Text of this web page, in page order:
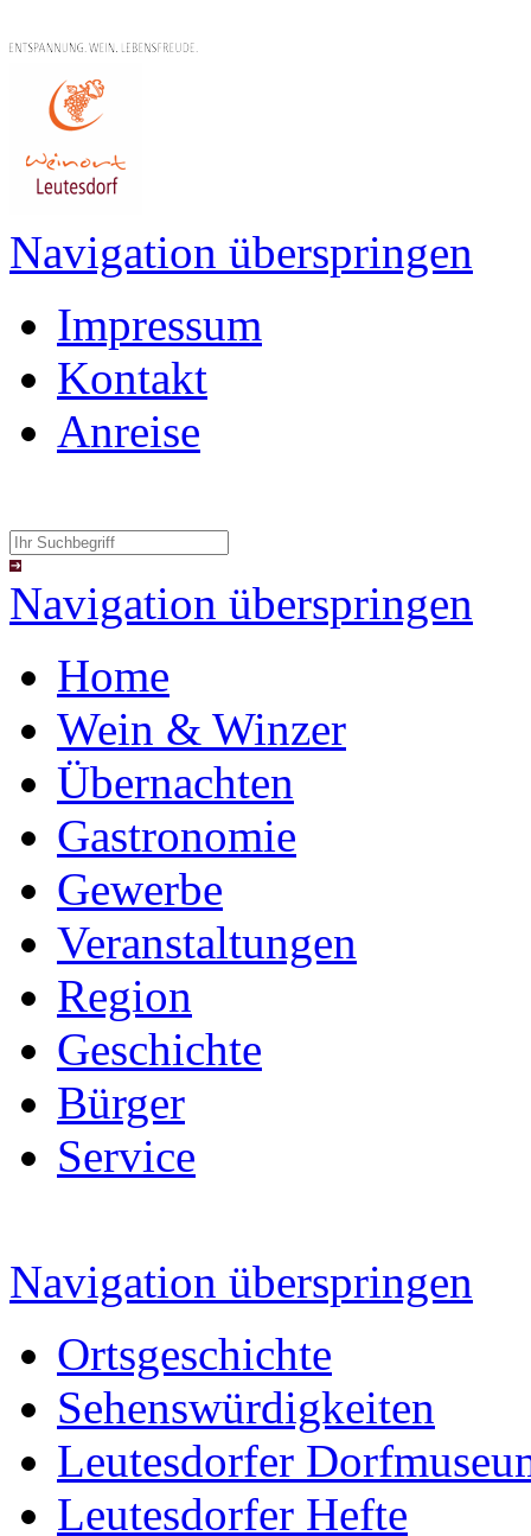
Navigation überspringen
Impressum
Kontakt
Anreise
Navigation überspringen
Home
Wein & Winzer
Übernachten
Gastronomie
Gewerbe
Veranstaltungen
Region
Geschichte
Bürger
Service
Navigation überspringen
Ortsgeschichte
Sehenswürdigkeiten
Leutesdorfer
Leutesdorfer Hefte